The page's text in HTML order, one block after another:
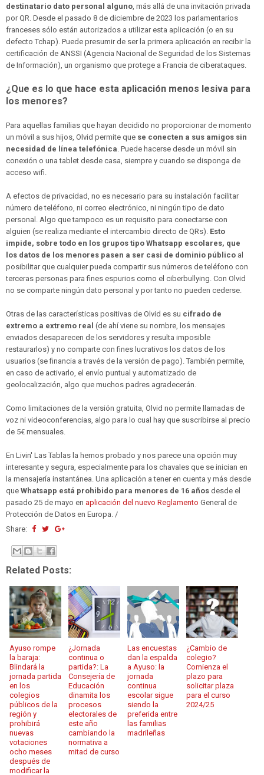
destinatario dato personal alguno, más allá de una invitación privada
por QR. Desde el pasado 8 de diciembre de 2023 los parlamentarios
franceses sólo están autorizados a utilizar esta aplicación (o en su
defecto Tchap). Puede presumir de ser la primera aplicación en recibir la
certificación de ANSSI (Agencia Nacional de Seguridad de los Sistemas
de Información), un organismo que protege a Francia de ciberataques.
¿Que es lo que hace esta aplicación menos lesiva para
los menores?
Para aquellas familias que hayan decidido no proporcionar de momento
un móvil a sus hijos, Olvid permite que se conecten a sus amigos sin
necesidad de línea telefónica. Puede hacerse desde un móvil sin
conexión o una tablet desde casa, siempre y cuando se disponga de
acceso wifi.
A efectos de privacidad, no es necesario para su instalación facilitar
número de teléfono, ni correo electrónico, ni ningún tipo de dato
personal. Algo que tampoco es un requisito para conectarse con
alguien (se realiza mediante el intercambio directo de QRs). Esto
impide, sobre todo en los grupos tipo Whatsapp escolares, que
los datos de los menores pasen a ser casi de dominio público al
posibilitar que cualquier pueda compartir sus números de teléfono con
terceras personas para fines espurios como el ciberbullying. Con Olvid
no se comparte ningún dato personal y por tanto no pueden cederse.
Otras de las características positivas de Olvid es su cifrado de
extremo a extremo real (de ahí viene su nombre, los mensajes
enviados desaparecen de los servidores y resulta imposible
restaurarlos) y no comparte con fines lucrativos los datos de los
usuarios (se financia a través de la versión de pago). También permite,
en caso de activarlo, el envío puntual y automatizado de
geolocalización, algo que muchos padres agradecerán.
Como limitaciones de la versión gratuita, Olvid no permite llamadas de
voz ni videoconferencias, algo para lo cual hay que suscribirse al precio
de 5€ mensuales.
En Livin' Las Tablas la hemos probado y nos parece una opción muy
interesante y segura, especialmente para los chavales que se inician en
la mensajería instantánea. Una aplicación a tener en cuenta y más desde
que Whatsapp está prohibido para menores de 16 años desde el
pasado 25 de mayo en aplicación del nuevo Reglamento General de
Protección de Datos en Europa. /
Share:
Related Posts:
Ayuso rompe
la baraja:
Blindará la
jornada partida
en los
colegios
públicos de la
región y
prohibirá
nuevas
votaciones
ocho meses
después de
modificar la
¿Jornada
continua o
partida?: La
Consejería de
Educación
dinamita los
procesos
electorales de
este año
cambiando la
normativa a
mitad de curso
Las encuestas
dan la espalda
a Ayuso: la
jornada
continua
escolar sigue
siendo la
preferida entre
las familias
madrileñas
¿Cambio de
colegio?
Comienza el
plazo para
solicitar plaza
para el curso
2024/25